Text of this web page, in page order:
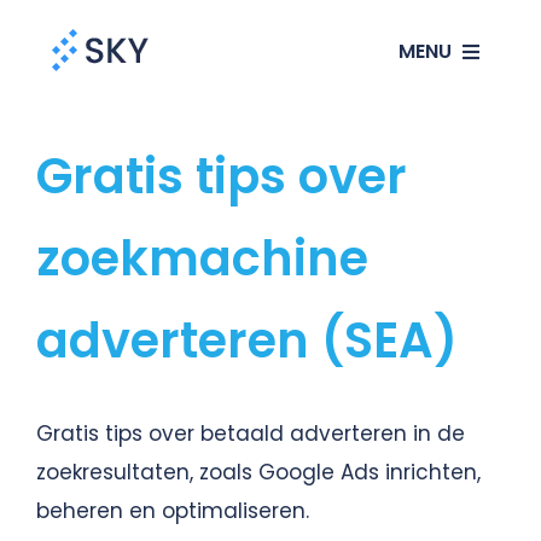
MENU
SEA
Websites
Klanten
Ons verhaal
Blog
Gratis tips over
zoekmachine
adverteren (SEA)
Gratis tips over betaald adverteren in de
zoekresultaten, zoals Google Ads inrichten,
beheren en optimaliseren.